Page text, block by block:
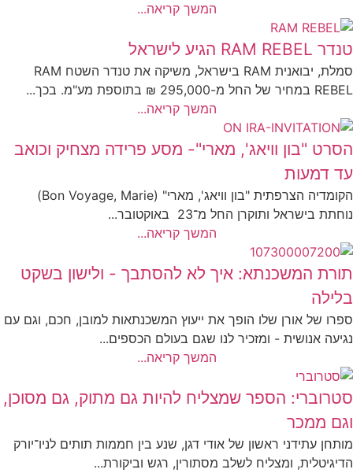
המשך קריאה...
טנדר RAM REBEL הגיע לישראל
סמלת, יבואנית RAM בישראל, משיקה את טנדר השטח RAM
REBEL במחיר של החל מ-295,000 ₪ בתוספת מע"מ. בכך...
המשך קריאה...
הסרט "בון וויאג', מארי"- מסע פרידה מצחיק וכואב
עד דמעות
הקומדיה הצרפתית "בון וויאג', מארי" (Bon Voyage, Marie)
נוחתת בישראל ותוקרן החל מ־23 באוקטובר...
המשך קריאה...
תורת המשכנתא: איך לא להסתבך - ולישון בשקט
בלילה
ספרו של אורן שלו הופך את ייעוץ המשכנתאות למובן, חכם, וגם עם
נגיעה אנושית - ומזכיר לנו שגם בעולם הכספים...
המשך קריאה...
סטרוברי: הספר שמצליח להיות גם מתוק, גם מסוכן,
וגם ממכר
מותחן עתידני ראשון של אודי דגן, שנע בין חממות תותים לניו־יורק
הדיגיטלית, ומצליח לשלב מסתורין, רגש וביקורת...